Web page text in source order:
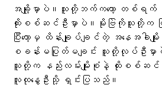
အချို့မှာပဲ။သူတို့ဘက်ကတော့ တစ်ရ
ထိုးစစ်ဆင်ဦးမှာပဲ။မိုးဗြဲကိုသူတို့က
ပြီးတော့မှ ထိန်းချုပ်ချင်တဲ့ အနေအခါမ
စခန်းမပြုတ်မချင်း သူတို့လုပ်ဦးမှ
သူတို့က နည်းလမ်းမျိုးစုံနဲ့ ထိုးစစ်ဆင်
လူထုနွေဦးသို့ ရှင်းပြသည်။